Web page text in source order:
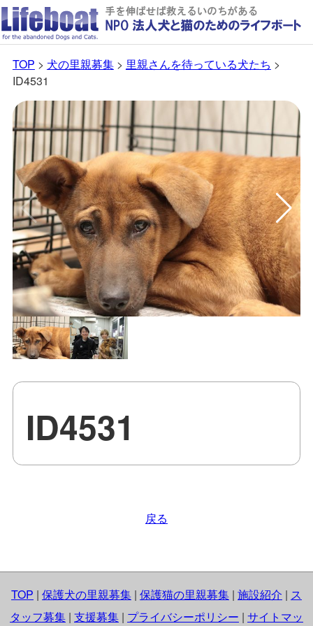
TOP > 犬の里親募集> 里親さんを待っている犬たち >
ID4531
ID4531
戻る
TOP | 保護犬の里親募集 | 保護猫の里親募集 | 施設紹介 | ス
タッフ募集 | 支援募集 | プライバシーポリシー | サイトマッ